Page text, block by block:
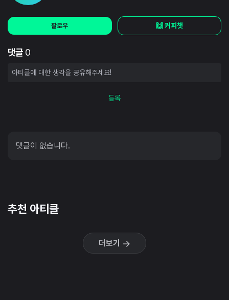
팔로우 🙌 커피챗
댓글 0
등록
댓글이 없습니다.
추천 아티클
더보기